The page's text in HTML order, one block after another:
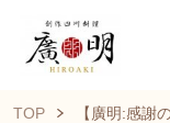
TOP 【廣明:感謝